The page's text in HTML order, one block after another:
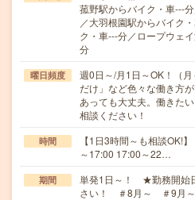
菰野駅からバイク・車---
／大羽根園駅からバイク
ク・車---分／ロープウェ
分
曜日頻度
週0日～/月1日～OK！（
だけ」など色々な働き方
あっても大丈夫。働きた
相談ください！
時間
【1日3時間～も相談OK!
～17:00 17:00～22…
期間
単発1日～！ ★勤務開始
さい！ ＃8月～ ＃9月～